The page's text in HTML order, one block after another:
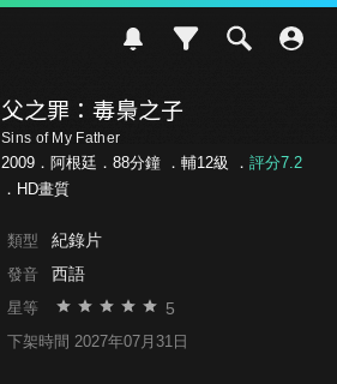
父之罪：毒梟之子
Sins of My Father
2009．阿根廷．88分鐘 ． 輔12級 ． 評分7.2
．HD畫質
類型 紀錄片
發音 西語
星等 5
下架時間 2027年07月31日